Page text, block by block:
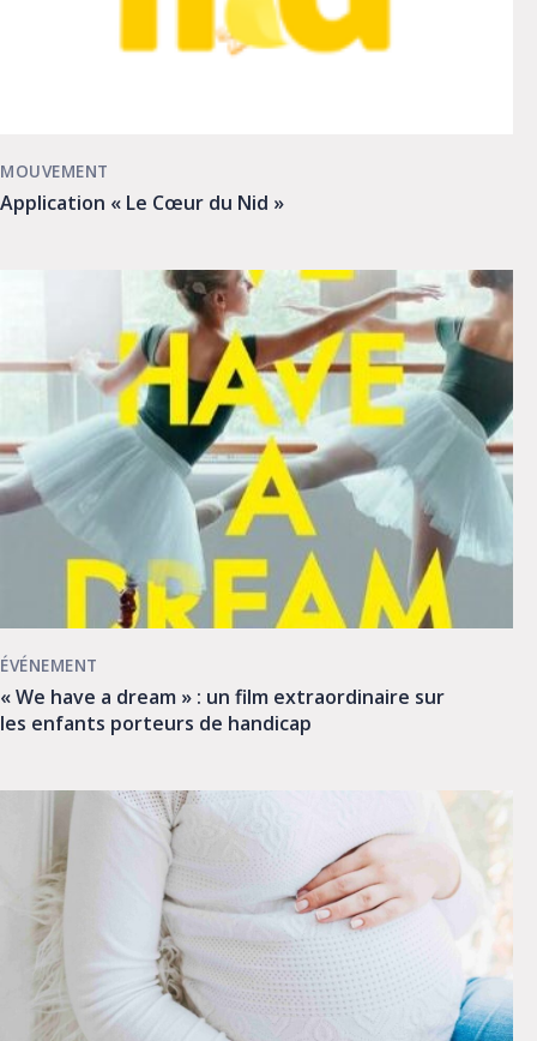
Application « Le Cœur du Nid »
MOUVEMENT
« We have a dream » : un film extraordinaire sur
les enfants porteurs de handicap
ÉVÉNEMENT